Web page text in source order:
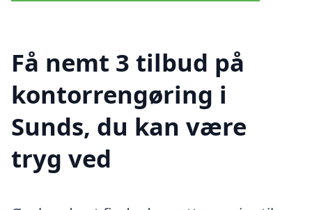
Få nemt 3 tilbud på
kontorrengøring i
Sunds, du kan være
tryg ved